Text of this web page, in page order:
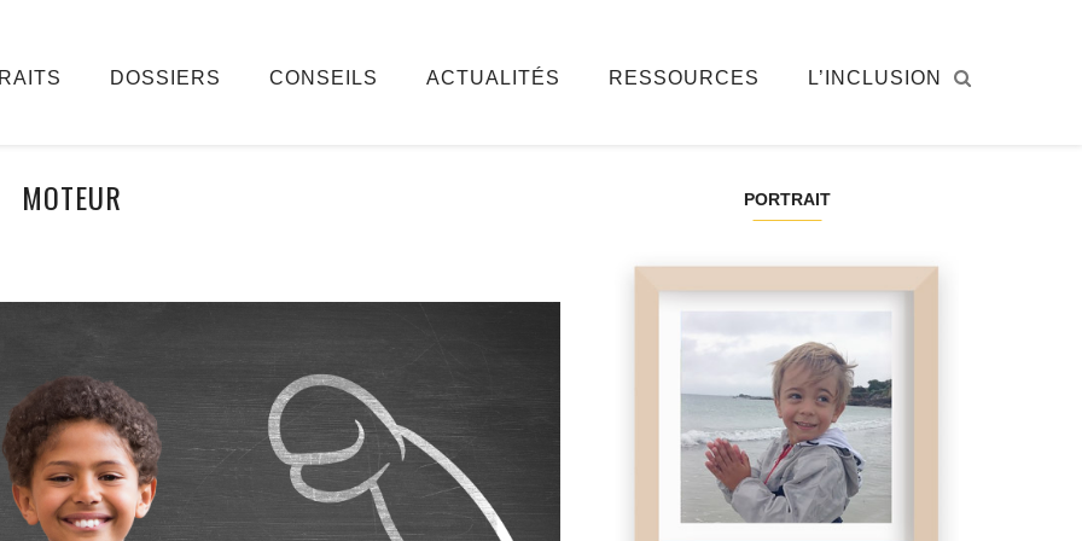
DOSSIERS CONSEILS ACTUALITÉS RESSOURCES L’INCLUSION
MOTEUR PORTRAIT